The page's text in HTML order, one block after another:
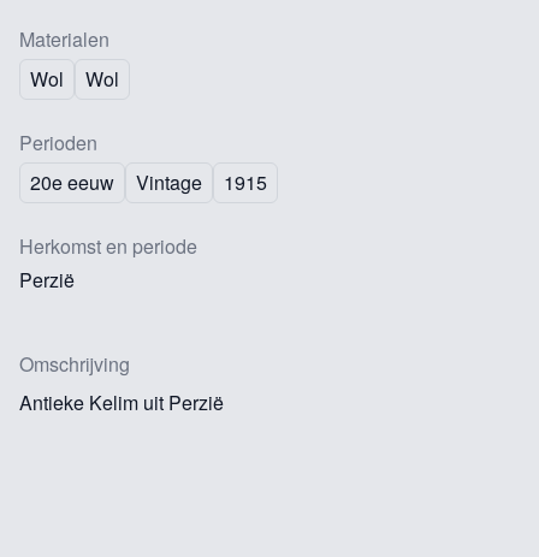
Materialen
Wol
Wol
Perioden
20e eeuw
Vintage 1915
Herkomst en periode
Perzië
Omschrijving
Antieke Kelim uit Perzië